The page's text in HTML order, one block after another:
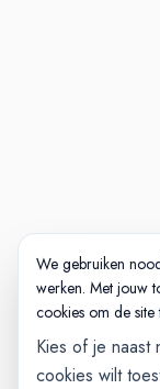
We gebruiken
werken. Met jouw
cookies om de site
Kies of je naast
cookies wilt